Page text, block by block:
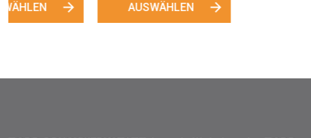
Deckellasche
Deckellasche